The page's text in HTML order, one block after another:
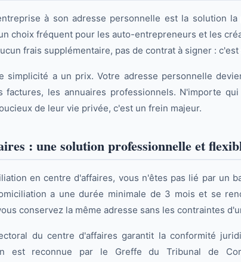
à son adresse personnelle est la solution
choix fréquent pour les auto-entrepreneurs et les
frais supplémentaire, pas de contrat à signer : c'est
simplicité a un prix. Votre adresse personnelle
factures, les annuaires professionnels. N'importe
de leur vie privée, c'est un frein majeur.
: une solution professionnelle et
en centre d'affaires, vous n'êtes pas lié par un
a une durée minimale de 3 mois et se
conservez la même adresse sans les contraintes
du centre d'affaires garantit la conformité
est reconnue par le Greffe du Tribunal de